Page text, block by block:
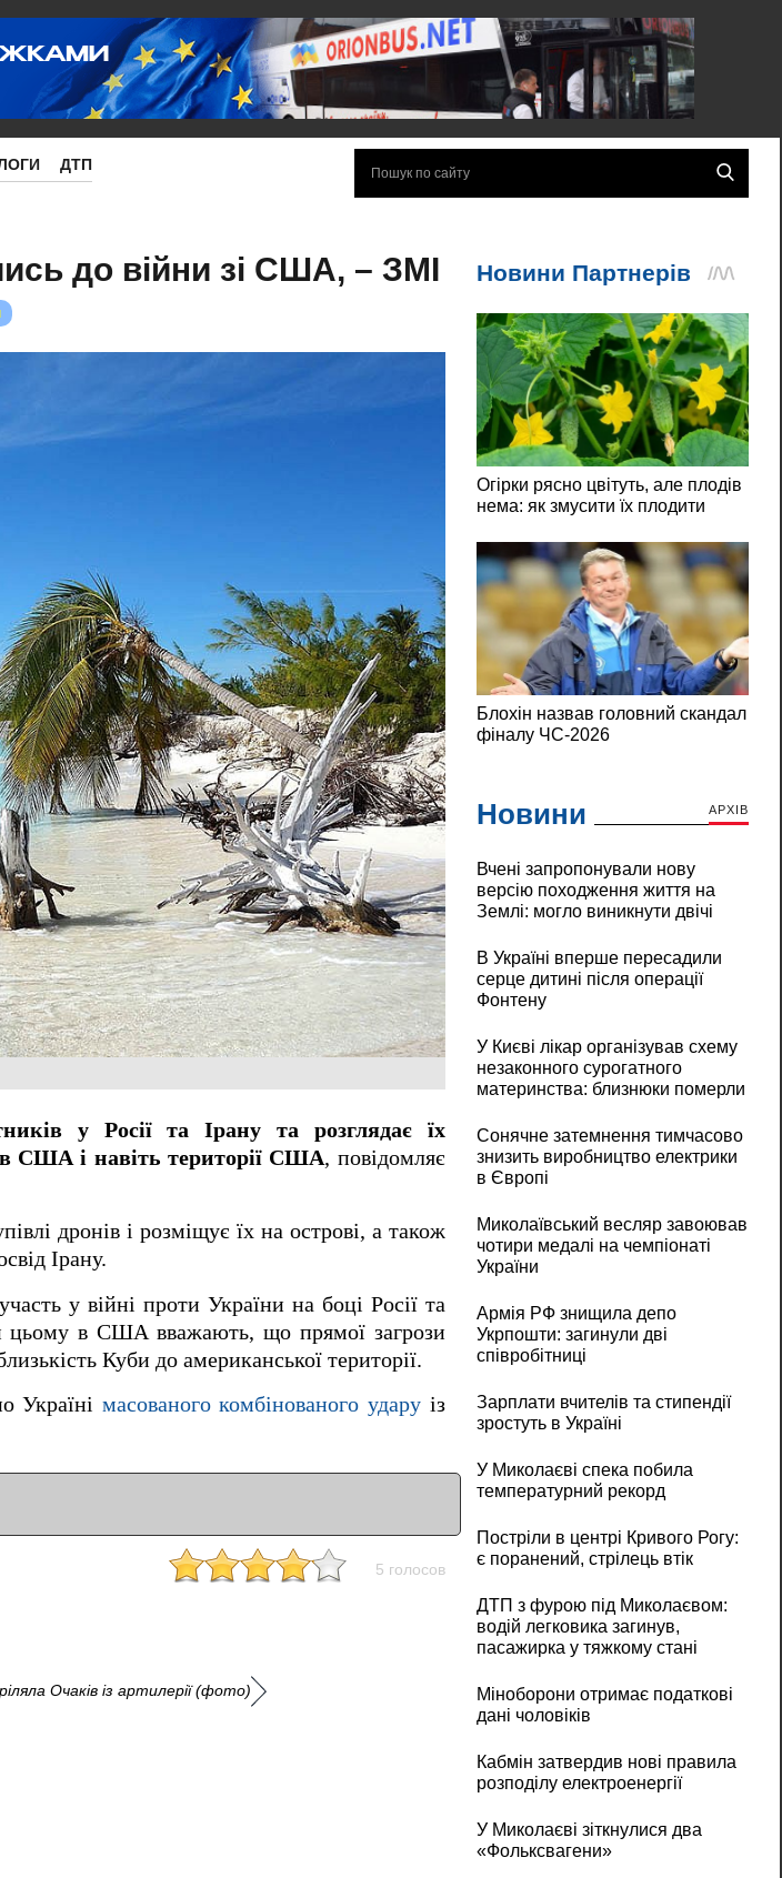
ДТП
до війни зі США, – ЗМІ
у Росії та Ірану та розглядає їх
США і навіть території США, повідомляє
дронів і розміщує їх на острові, а також
Ірану.
у війні проти України на боці Росії та
цьому в США вважають, що прямої загрози
Куби до американської території.
Україні масованого комбінованого удару із
5 голосов
Очаків із артилерії (фото)
Новини АРХІВ
Вчені запропонували нову
версію походження життя на
Землі: могло виникнути двічі
В Україні вперше пересадили
серце дитині після операції
Фонтену
У Києві лікар організував схему
незаконного сурогатного
материнства: близнюки померли
Сонячне затемнення тимчасово
знизить виробництво електрики
в Європі
Миколаївський весляр завоював
чотири медалі на чемпіонаті
України
Армія РФ знищила депо
Укрпошти: загинули дві
співробітниці
Зарплати вчителів та стипендії
зростуть в Україні
У Миколаєві спека побила
температурний рекорд
Постріли в центрі Кривого Рогу:
є поранений, стрілець втік
ДТП з фурою під Миколаєвом:
водій легковика загинув,
пасажирка у тяжкому стані
Міноборони отримає податкові
дані чоловіків
Кабмін затвердив нові правила
розподілу електроенергії
У Миколаєві зіткнулися два
«Фольксвагени»